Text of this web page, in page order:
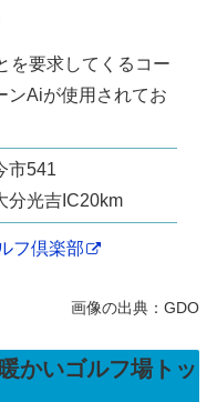
を要求してくるコー
ンAiが使用されてお
市541
分光吉IC20km
フ倶楽部
かいゴルフ場トッ